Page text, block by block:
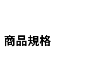
商品規格